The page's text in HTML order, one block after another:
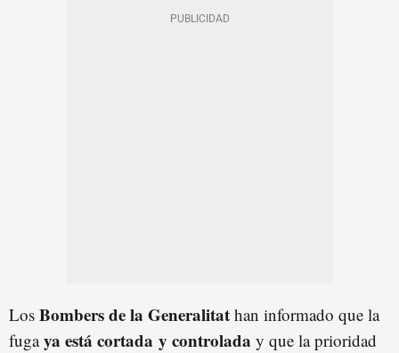
Los Bombers de la Generalitat han informado que la
fugaya está cortada y controlada y que la prioridad